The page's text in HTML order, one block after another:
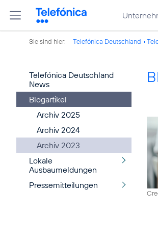
Sie sind hier: Telefónica Deutschland
Telefónica Deutschland
News
Blogartikel
Archiv 2025
Archiv 2024
Archiv 2023
Lokale
Ausbaumeldungen
Pressemitteilungen